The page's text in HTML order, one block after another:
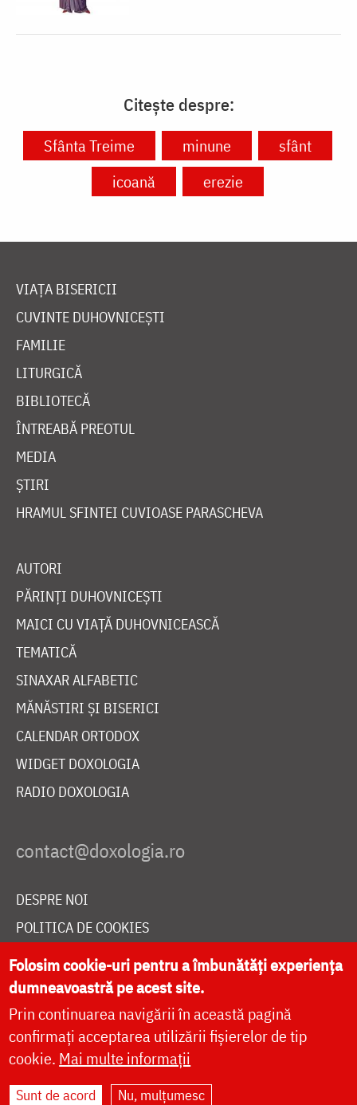
Citește despre:
Sfânta Treime minune
sfânt
icoană
erezie
VIAȚA BISERICII
CUVINTE DUHOVNICEȘTI
FAMILIE
LITURGICĂ
BIBLIOTECĂ
ÎNTREABĂ PREOTUL
MEDIA
ȘTIRI
HRAMUL SFINTEI CUVIOASE PARASCHEVA
AUTORI
PĂRINȚI DUHOVNICEȘTI
MAICI CU VIAȚĂ DUHOVNICEASCĂ
TEMATICĂ
SINAXAR ALFABETIC
MĂNĂSTIRI ȘI BISERICI
CALENDAR ORTODOX
WIDGET DOXOLOGIA
RADIO DOXOLOGIA
DESPRE NOI
POLITICA DE COOKIES
DONEAZĂ ONLINE PENTRU CATEDRALA NAȚIONALĂ
LIVE
Site dezvoltat deDOXOLOGIA MEDIA
Folosim cookie-uri pentru a îmbunătăți experiența
dumneavoastră pe acest site.
Prin continuarea navigării în această pagină
confirmați acceptarea utilizării fișierelor de tip
cookie. Mai multe informații
Sunt de acord Nu, mulțumesc